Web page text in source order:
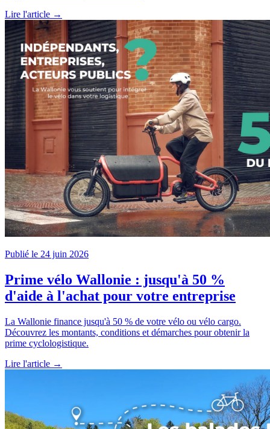
Lire l'article →
Publié le 24 juin 2026
Prime vélo Wallonie : jusqu'à 50 %
d'aide à l'achat pour votre entreprise
La Wallonie finance jusqu'à 50 % de votre vélo ou vélo cargo.
Découvrez les montants, conditions et démarches pour obtenir la
prime cyclologistique.
Lire l'article →